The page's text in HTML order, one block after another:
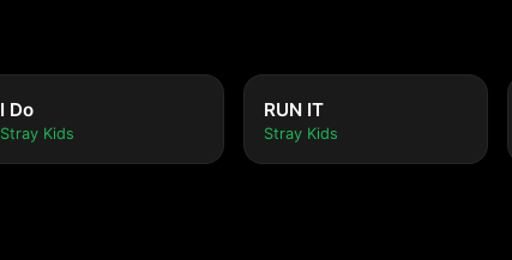
I Do
Stray Kids
RUN IT
Stray Kids